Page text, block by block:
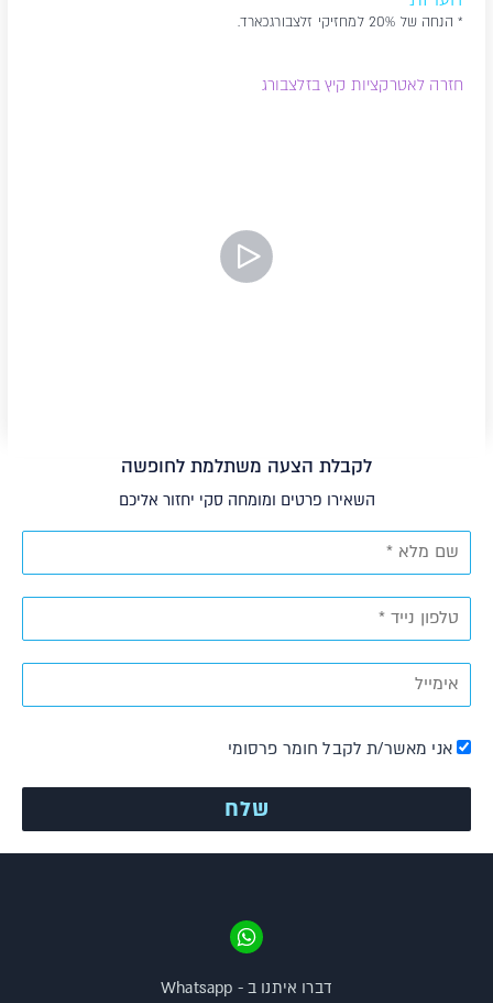
* הנחה של 20% למחזיקי זלצבורגכארד.
חזרה לאטרקציות קיץ בזלצבורג
לקבלת הצעה משתלמת לחופשה
השאירו פרטים ומומחה סקי יחזור אליכם
אני מאשר/ת לקבל חומר פרסומי
דברו איתנו ב - Whatsapp